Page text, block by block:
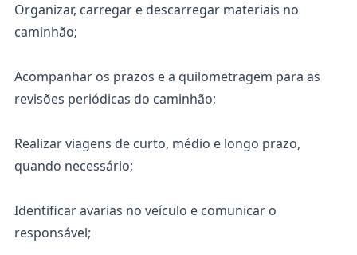
Organizar, carregar e descarregar materiais no
caminhão;
Acompanhar os prazos e a quilometragem para as
revisões periódicas do caminhão;
Realizar viagens de curto, médio e longo prazo,
quando necessário;
Identificar avarias no veículo e comunicar o
responsável;